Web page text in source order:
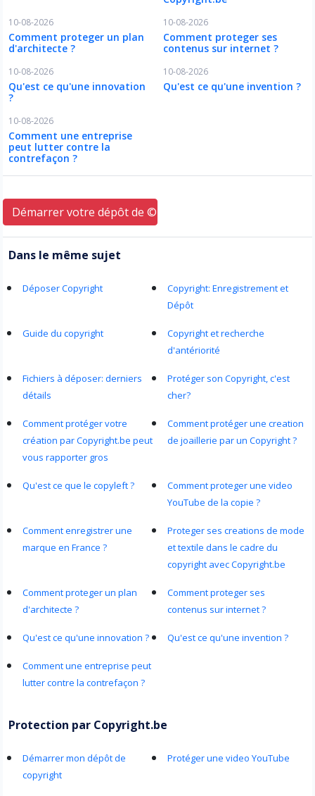
10-08-2026
Comment proteger un plan
d'architecte ?
10-08-2026
Comment proteger ses
contenus sur internet ?
10-08-2026
Qu'est ce qu'une innovation
?
10-08-2026
Qu'est ce qu'une invention ?
10-08-2026
Comment une entreprise
peut lutter contre la
contrefaçon ?
Démarrer votre dépôt de © ici
Dans le même sujet
Déposer Copyright
Copyright: Enregistrement et
Dépôt
Guide du copyright
Copyright et recherche
d'antériorité
Fichiers à déposer: derniers
détails
Protéger son Copyright, c'est
cher?
Comment protéger votre
création par Copyright.be peut
vous rapporter gros
Comment protéger une creation
de joaillerie par un Copyright ?
Qu'est ce que le copyleft ?
Comment proteger une video
YouTube de la copie ?
Comment enregistrer une
marque en France ?
Proteger ses creations de mode
et textile dans le cadre du
copyright avec Copyright.be
Comment proteger un plan
d'architecte ?
Comment proteger ses
contenus sur internet ?
Qu'est ce qu'une innovation ? Qu'est ce qu'une invention ?
Comment une entreprise peut
lutter contre la contrefaçon ?
Protection par Copyright.be
Démarrer mon dépôt de
copyright
Protéger une video YouTube